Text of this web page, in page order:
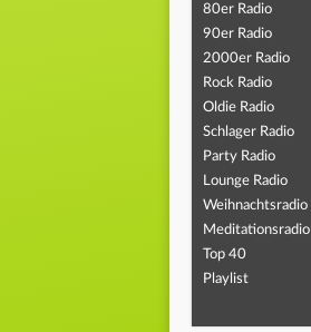
80er Radio
90er Radio
2000er Radio
Rock Radio
Oldie Radio
Schlager Radio
Party Radio
Lounge Radio
Weihnachtsradio
Meditationsradio
Top 40
Playlist